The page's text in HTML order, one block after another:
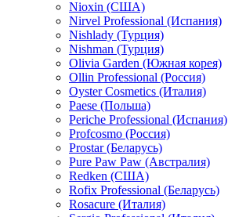
Nioxin (США)
Nirvel Professional (Испания)
Nishlady (Турция)
Nishman (Турция)
Olivia Garden (Южная корея)
Ollin Professional (Россия)
Oyster Cosmetics (Италия)
Paese (Польша)
Periche Professional (Испания)
Profcosmo (Россия)
Prostar (Беларусь)
Pure Paw Paw (Австралия)
Redken (США)
Rofix Professional (Беларусь)
Rosacure (Италия)